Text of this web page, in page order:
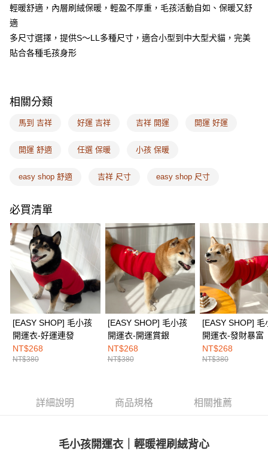
便利好安心！
１．簡單：不需註冊會員、不需綁卡、不需儲值。
２．便利：只要手機號碼，簡訊認證，即可結帳。
３．安心：先確認商品／服務後，再付款。
３．收到繳費通知簡訊後14天內，點擊此簡訊中的連結，可透過四大超商／
※ 請注意：結帳手續完成當下不需立刻繳費，但若您需要取消訂單，請聯絡
後付繳納相關費用。
客戶支援中心」https://netprotections.freshdesk.com/support/home
１．透過由恩沛科技股份有限公司提供之「AFTEE先享後付」服務完成之交
易，需依本服務之必要範圍內提供個人資料，並將交易相關給付款項請求債
權轉讓予恩沛科技股份有限公司。
２．關於個人資料處理事宜，請瀏覽以下網址：
https://aftee.tw/terms/#terms3
３．未成年的使用者請事先徵得法定代理人或監護人之同意方可使用
「AFTEE先享後付」，若未經同意申辦者引起之損失，本公司不負相關責
任。
４．使用「AFTEE先享後付」時，將依據個別帳號之用戶狀況，依本公司即
時審查核予不同之上限額度；若仍有額度不足之情形，本公司將視審查結果
請求用戶進行身份認證。
５．嚴禁一人註冊多個帳號或使用他人資訊註冊。若發現惡意使用之情形，
恩沛科技股份有限公司將有權停止該用戶之使用額度並採取法律行動。
運送方式
全家取付
每筆NT$100，滿NT$1,500(含以上)免運費
每筆NT$100，滿NT$1,500(含以上)免運費
7-11取付
每筆NT$100，滿NT$1,500(含以上)免運費
每筆NT$100，滿NT$1,500(含以上)免運費
EASY SHOP門市速取
免運費
海外配送 查看運費
輕暖舒適，內層刷絨保暖，輕盈不厚重，毛孩活動自如、保暖又舒
適
多尺寸選擇，提供S～LL多種尺寸，適合小型到中大型犬貓，完美
貼合各種毛孩身形
相關分類
馬到 吉祥 好運 吉祥 吉祥 開運 開運 好運
開運 舒適 任選 保暖 小孩 保暖
easy shop 舒適 吉祥 尺寸 easy shop 尺寸
必買清單
[EASY SHOP] 毛小孩
開運衣-好運連發
NT$268
NT$380
[EASY SHOP] 毛小孩
開運衣-開運賞銀
NT$268
NT$380
[EASY SHOP] 毛
開運衣-發財暴富
NT$268
NT$380
詳細說明 商品規格 相關推薦
毛小孩開運衣｜輕暖裡刷絨背心